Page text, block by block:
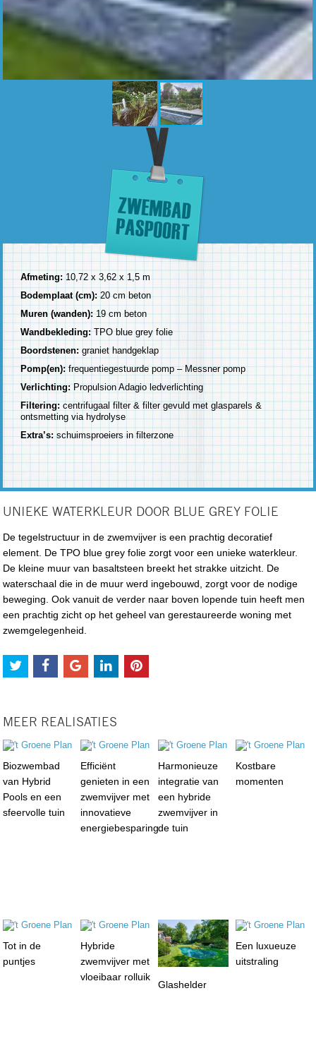
Afmeting:10,72 x 3,62 x 1,5 m
Bodemplaat (cm):20 cm beton
Muren (wanden): 19 cm beton
Wandbekleding:TPO blue grey folie
Boordstenen:graniet handgeklap
Pomp(en):frequentiegestuurde pomp – Messner pomp
Verlichting: Propulsion Adagio ledverlichting
Filtering:centrifugaal filter & filter gevuld met glasparels &
ontsmetting via hydrolyse
Extra’s:schuimsproeiers in filterzone
UNIEKE WATERKLEUR DOOR BLUE GREY FOLIE
De tegelstructuur in de zwemvijver is een prachtig decoratief
element. De TPO blue grey folie zorgt voor een unieke waterkleur.
De kleine muur van basaltsteen breekt het strakke uitzicht. De
waterschaal die in de muur werd ingebouwd, zorgt voor de nodige
beweging. Ook vanuit de verder naar boven lopende tuin heeft men
een prachtig zicht op het geheel van gerestaureerde woning met
zwemgelegenheid.
MEER REALISATIES
Biozwembad
van Hybrid
Pools en een
sfeervolle tuin
Efficiënt
genieten in een
zwemvijver met
innovatieve
energiebesparing
Harmonieuze
integratie van
een hybride
zwemvijver in
de tuin
Kostbare
momenten
Tot in de
puntjes
Hybride
zwemvijver met
vloeibaar rolluik
Glashelder
Een luxueuze
uitstraling